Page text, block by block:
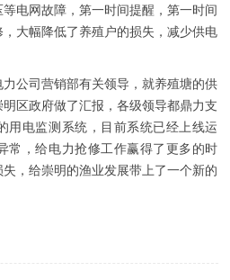
电网故障，第一时间提醒，第一时间
大幅降低了养殖户的损失，减少供电
力公司营销部有关领导，就养殖塘的供
区政府做了汇报，各级领导都鼎力支
用电监测系统，目前系统已经上线运
常，给电力抢修工作赢得了更多的时
，给崇明的渔业发展带上了一个新的